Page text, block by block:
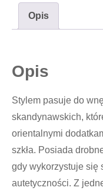
Opis
Opis
Stylem pasuje do
skandynawskich,
orientalnymi
szkła. Posiada
gdy wykorzystuje się
autetyczności. Z